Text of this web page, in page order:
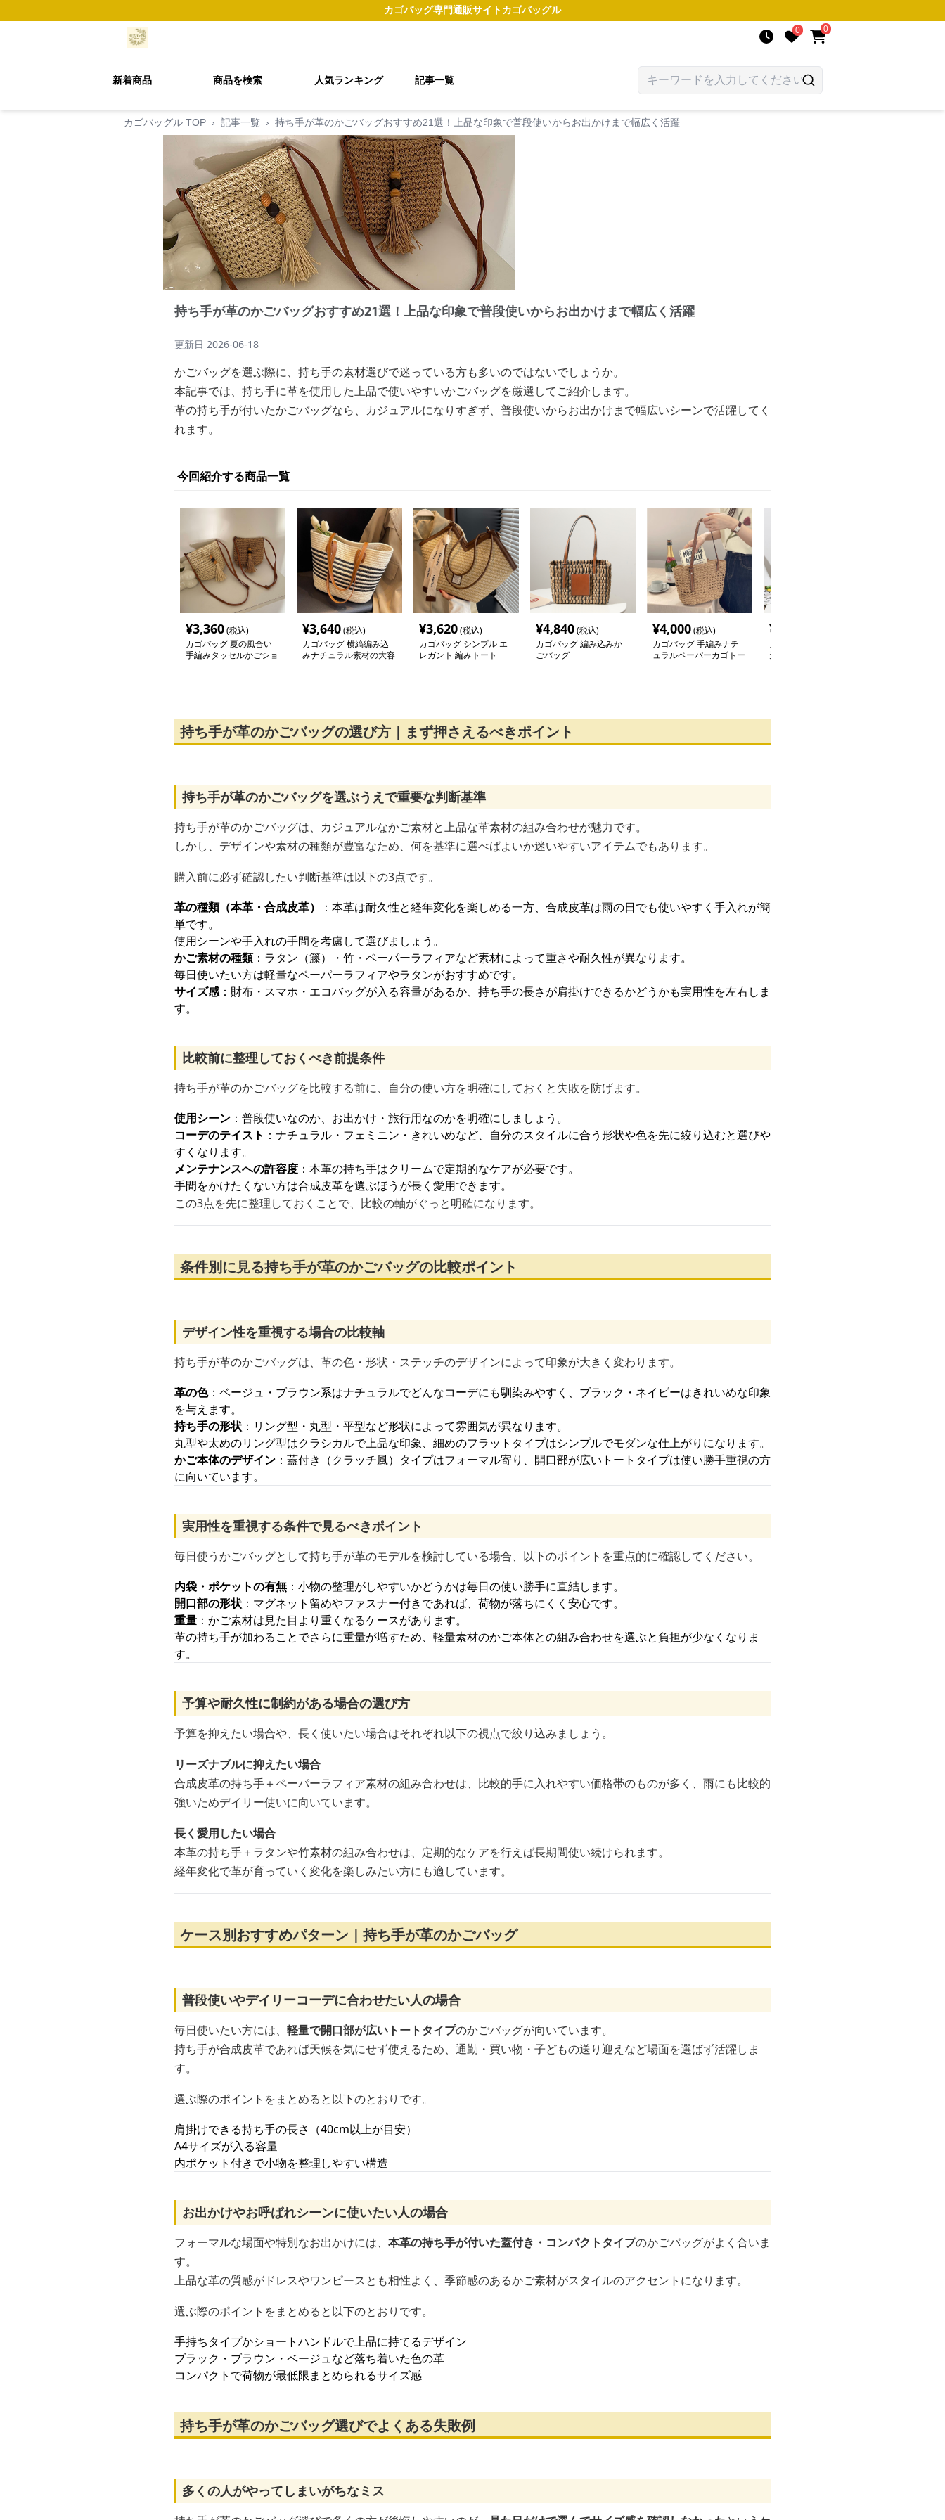
カゴバッグ専門通販サイトカゴバッグル
0 0
新着商品 商品を検索 人気ランキング 記事一覧
カゴバッグル TOP › 記事一覧 › 持ち手が革のかごバッグおすすめ21選！上品な印象で普段使いからお出かけまで幅広く活躍
持ち手が革のかごバッグおすすめ21選！上品な印象で普段使いからお出かけまで幅広く活躍
更新日 2026-06-18
かごバッグを選ぶ際に、持ち手の素材選びで迷っている方も多いのではないでしょうか。
本記事では、持ち手に革を使用した上品で使いやすいかごバッグを厳選してご紹介します。
革の持ち手が付いたかごバッグなら、カジュアルになりすぎず、普段使いからお出かけまで幅広いシーンで活躍してく
れます。
今回紹介する商品一覧
¥3,360(税込)
カゴバッグ 夏の風合い
手編みタッセルかごショ
¥3,640(税込)
カゴバッグ 横縞編み込
みナチュラル素材の大容
¥3,620(税込)
カゴバッグ シンプル エ
レガント 編みトート
¥4,840(税込)
カゴバッグ 編み込みか
ごバッグ
¥4,000(税込)
カゴバッグ 手編みナチ
ュラルペーパーカゴトー
¥
カゴバッグ 透かし編み
天然素材のレザーハンド
持ち手が革のかごバッグの選び方｜まず押さえるべきポイント
持ち手が革のかごバッグを選ぶうえで重要な判断基準
持ち手が革のかごバッグは、カジュアルなかご素材と上品な革素材の組み合わせが魅力です。
しかし、デザインや素材の種類が豊富なため、何を基準に選べばよいか迷いやすいアイテムでもあります。
購入前に必ず確認したい判断基準は以下の3点です。
革の種類（本革・合成皮革）
：本革は耐久性と経年変化を楽しめる一方、合成皮革は雨の日でも使いやすく手入れが簡
単です。
使用シーンや手入れの手間を考慮して選びましょう。
かご素材の種類：ラタン（籐）・竹・ペーパーラフィアなど素材によって重さや耐久性が異なります。
毎日使いたい方は軽量なペーパーラフィアやラタンがおすすめです。
サイズ感：財布・スマホ・エコバッグが入る容量があるか、持ち手の長さが肩掛けできるかどうかも実用性を左右しま
す。
比較前に整理しておくべき前提条件
持ち手が革のかごバッグを比較する前に、自分の使い方を明確にしておくと失敗を防げます。
使用シーン ：普段使いなのか、お出かけ・旅行用なのかを明確にしましょう。
コーデのテイスト ：ナチュラル・フェミニン・きれいめなど、自分のスタイルに合う形状や色を先に絞り込むと選びや
すくなります。
メンテナンスへの許容度 ：本革の持ち手はクリームで定期的なケアが必要です。
手間をかけたくない方は合成皮革を選ぶほうが長く愛用できます。
この3点を先に整理しておくことで、比較の軸がぐっと明確になります。
条件別に見る持ち手が革のかごバッグの比較ポイント
デザイン性を重視する場合の比較軸
持ち手が革のかごバッグは、革の色・形状・ステッチのデザインによって印象が大きく変わります。
革の色：ベージュ・ブラウン系はナチュラルでどんなコーデにも馴染みやすく、ブラック・ネイビーはきれいめな印象
を与えます。
持ち手の形状 ：リング型・丸型・平型など形状によって雰囲気が異なります。
丸型や太めのリング型はクラシカルで上品な印象、細めのフラットタイプはシンプルでモダンな仕上がりになります。
かご本体のデザイン ：蓋付き（クラッチ風）タイプはフォーマル寄り、開口部が広いトートタイプは使い勝手重視の方
に向いています。
実用性を重視する条件で見るべきポイント
毎日使うかごバッグとして持ち手が革のモデルを検討している場合、以下のポイントを重点的に確認してください。
内袋・ポケットの有無 ：小物の整理がしやすいかどうかは毎日の使い勝手に直結します。
開口部の形状 ：マグネット留めやファスナー付きであれば、荷物が落ちにくく安心です。
重量 ：かご素材は見た目より重くなるケースがあります。
革の持ち手が加わることでさらに重量が増すため、軽量素材のかご本体との組み合わせを選ぶと負担が少なくなりま
す。
予算や耐久性に制約がある場合の選び方
予算を抑えたい場合や、長く使いたい場合はそれぞれ以下の視点で絞り込みましょう。
リーズナブルに抑えたい場合
合成皮革の持ち手＋ペーパーラフィア素材の組み合わせは、比較的手に入れやすい価格帯のものが多く、雨にも比較的
強いためデイリー使いに向いています。
長く愛用したい場合
本革の持ち手＋ラタンや竹素材の組み合わせは、定期的なケアを行えば長期間使い続けられます。
経年変化で革が育っていく変化を楽しみたい方にも適しています。
ケース別おすすめパターン｜持ち手が革のかごバッグ
普段使いやデイリーコーデに合わせたい人の場合
毎日使いたい方には、 軽量で開口部が広いトートタイプのかごバッグが向いています。
持ち手が合成皮革であれば天候を気にせず使えるため、通勤・買い物・子どもの送り迎えなど場面を選ばず活躍しま
す。
選ぶ際のポイントをまとめると以下のとおりです。
肩掛けできる持ち手の長さ（40cm以上が目安）
A4サイズが入る容量
内ポケット付きで小物を整理しやすい構造
お出かけやお呼ばれシーンに使いたい人の場合
フォーマルな場面や特別なお出かけには、 本革の持ち手が付いた蓋付き・コンパクトタイプのかごバッグがよく合いま
す。
上品な革の質感がドレスやワンピースとも相性よく、季節感のあるかご素材がスタイルのアクセントになります。
選ぶ際のポイントをまとめると以下のとおりです。
手持ちタイプかショートハンドルで上品に持てるデザイン
ブラック・ブラウン・ベージュなど落ち着いた色の革
コンパクトで荷物が最低限まとめられるサイズ感
持ち手が革のかごバッグ選びでよくある失敗例
多くの人がやってしまいがちなミス